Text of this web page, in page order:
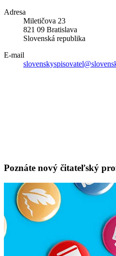
Adresa
Miletičova 23
821 09 Bratislava
Slovenská republika
E-mail
Poznáte nový čitateľský